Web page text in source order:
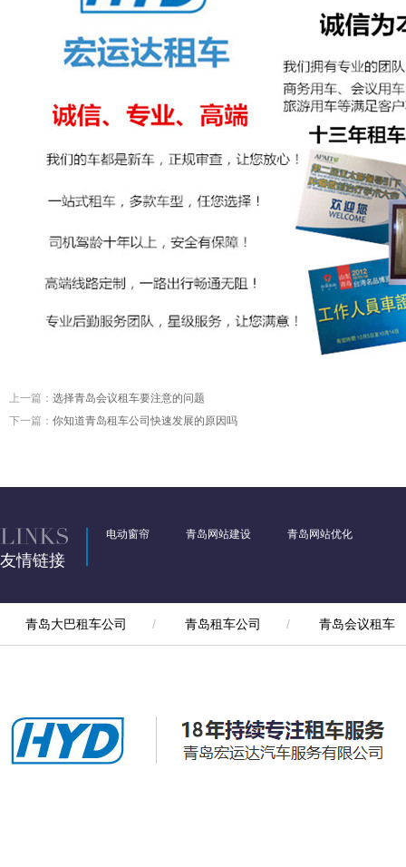
上一篇： 选择青岛会议租车要注意的问题
下一篇： 你知道青岛租车公司快速发展的原因吗
友情链接
电动窗帘 青岛网站建设 青岛网站优化
青岛大巴租车公司 / 青岛租车公司 / 青岛会议租车